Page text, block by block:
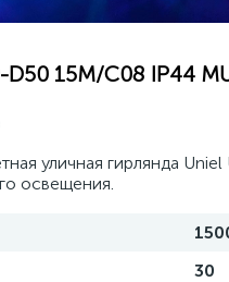
D50 15M/С08 IP44
уличная гирлянда
освещения.
30